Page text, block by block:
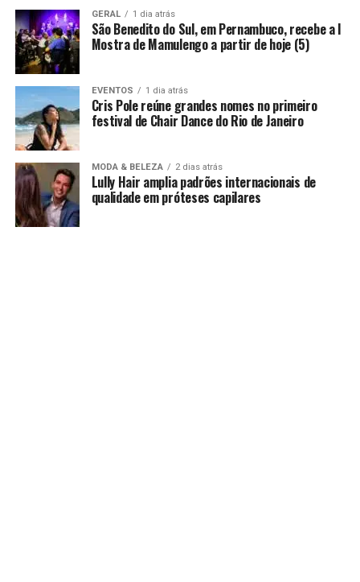
GERAL 1 dia atrás
São Benedito do Sul, em Pernambuco, recebe a I
Mostra de Mamulengo a partir de hoje (5)
EVENTOS 1 dia atrás
Cris Pole reúne grandes nomes no primeiro
festival de Chair Dance do Rio de Janeiro
MODA & BELEZA 2 dias atrás
Lully Hair amplia padrões internacionais de
qualidade em próteses capilares